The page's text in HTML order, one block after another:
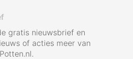
gratis nieuwsbrief en
of acties meer van